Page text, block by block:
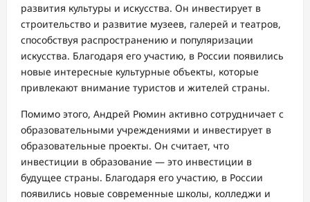
развития культуры и искусства. Он инвестирует в
строительство и развитие музеев, галерей и театров,
способствуя распространению и популяризации
искусства. Благодаря его участию, в России появились
новые интересные культурные объекты, которые
привлекают внимание туристов и жителей страны.
Помимо этого, Андрей Рюмин активно сотрудничает с
образовательными учреждениями и инвестирует в
образовательные проекты. Он считает, что
инвестиции в образование — это инвестиции в
будущее страны. Благодаря его участию, в России
появились новые современные школы, колледжи и